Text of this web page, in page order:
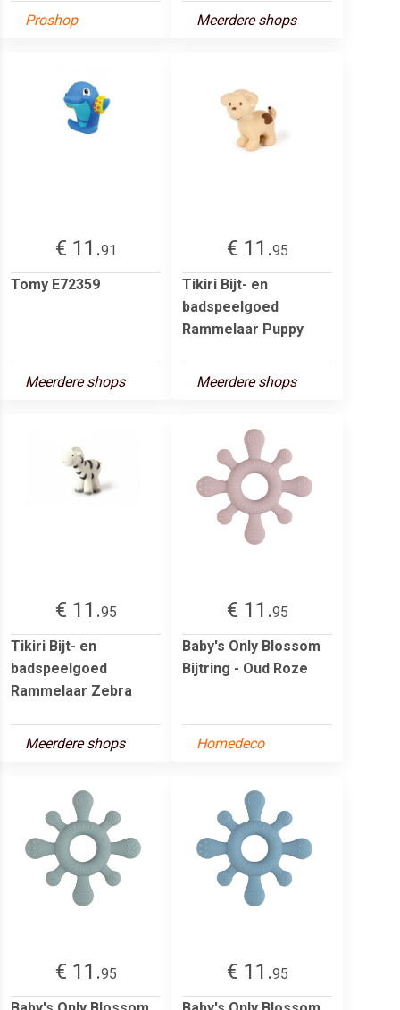
Proshop Meerdere shops
€ 11.91
Tomy E72359
Meerdere shops
€ 11.95
Tikiri Bijt- en
badspeelgoed
Rammelaar Puppy
Meerdere shops
€ 11.95
Tikiri Bijt- en
badspeelgoed
Rammelaar Zebra
Meerdere shops
€ 11.95
Baby's Only Blossom
Bijtring - Oud Roze
Homedeco
€ 11.95
€ 11.95